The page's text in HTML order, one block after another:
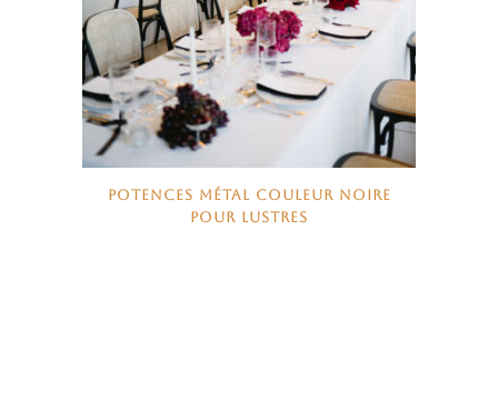
POTENCES MÉTAL COULEUR NOIRE
POUR LUSTRES